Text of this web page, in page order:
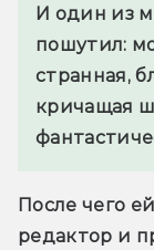
И один из
пошутил:
странная,
кричащая
После чего
редактор и